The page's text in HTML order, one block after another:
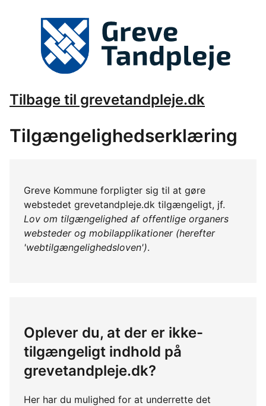
Tilbage til grevetandpleje.dk
Tilgængelighedserklæring
Greve Kommune forpligter sig til at gøre
webstedet grevetandpleje.dk tilgængeligt, jf.
Lov om tilgængelighed af offentlige organers
websteder og mobilapplikationer (herefter
'webtilgængelighedsloven').
Oplever du, at der er ikke-
tilgængeligt indhold på
grevetandpleje.dk?
Her har du mulighed for at underrette det